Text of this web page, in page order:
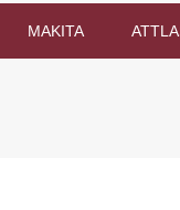
MAKITA